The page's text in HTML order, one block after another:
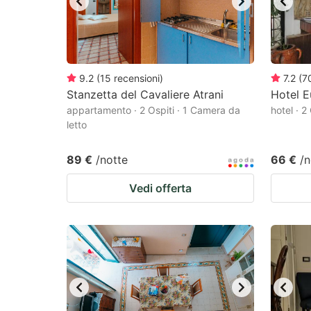
9.2 (15 recensioni)
Stanzetta del Cavaliere Atrani
appartamento · 2 Ospiti · 1 Camera da
letto
89 € /notte
Vedi offerta
7.2 (
Hotel
hotel ·
66 € /